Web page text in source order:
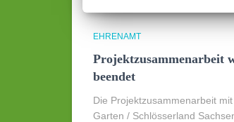
EHRENAMT
Projektzusammenarbeit
beendet
Die Projektzusammenarbeit
Garten / Schlösserland